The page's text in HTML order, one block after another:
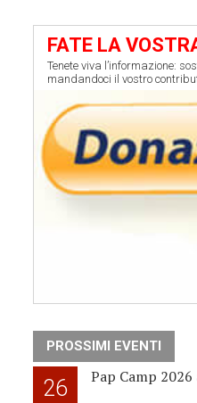
FATE LA
Tenete viva l’informazione:
mandandoci il vostro
PROSSIMI EVENTI
26 Pap Camp